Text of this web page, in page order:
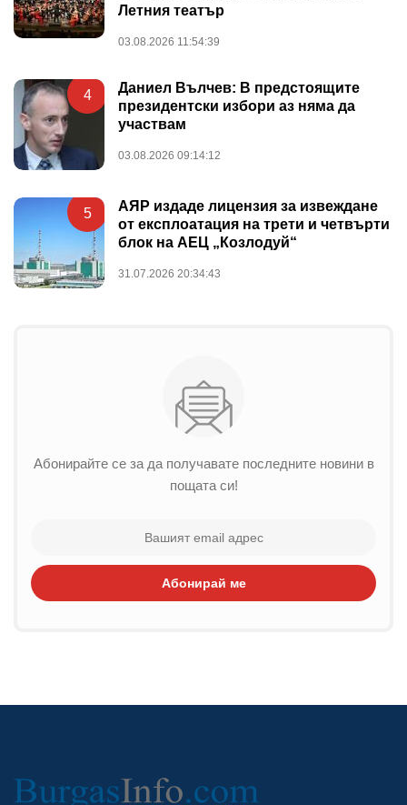
Летния театър
03.08.2026 11:54:39
4
Даниел Вълчев: В предстоящите
президентски избори аз няма да
участвам
03.08.2026 09:14:12
5
АЯР издаде лицензия за извеждане
от експлоатация на трети и четвърти
блок на АЕЦ „Козлодуй“
31.07.2026 20:34:43
Абонирайте се за да получавате последните новини в
пощата си!
Абонирай ме